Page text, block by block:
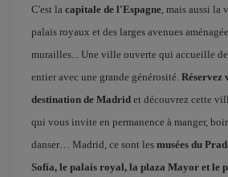
C'est la capitale de l'Espagne, mais aussi la
palais royaux et des larges avenues
murailles... Une ville ouverte qui accueille
entier avec une grande générosité. Réservez
destination de Madrid et découvrez cette
qui vous invite en permanence à manger,
danser… Madrid, ce sont les musées du
Sofía, le palais royal, la plaza Mayor et le